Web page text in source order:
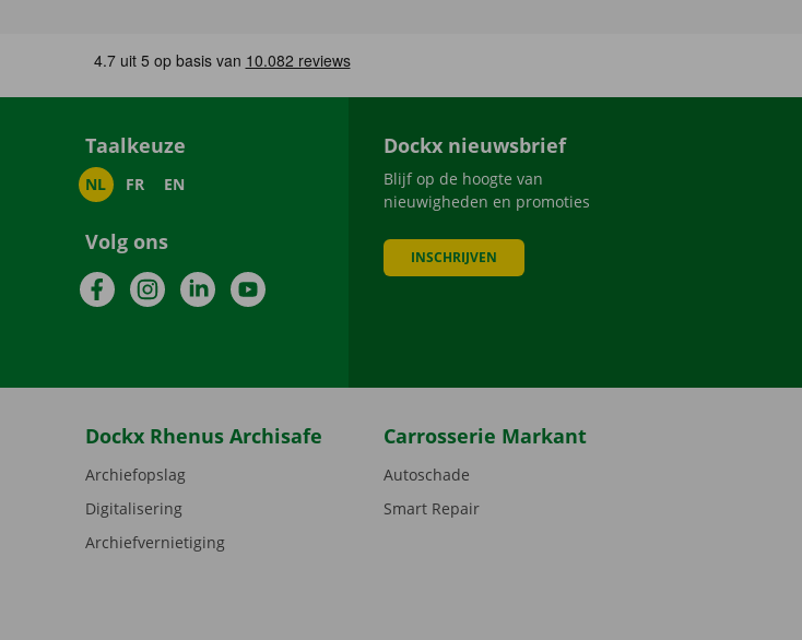
Taalkeuze
NL FR EN
Volg ons
FacebookInstagramLinkedInYouTube
Dockx nieuwsbrief
Blijf op de hoogte van
nieuwigheden en promoties
INSCHRIJVEN
Dockx Rhenus Archisafe
Archiefopslag
Digitalisering
Archiefvernietiging
Carrosserie Markant
Autoschade
Smart Repair